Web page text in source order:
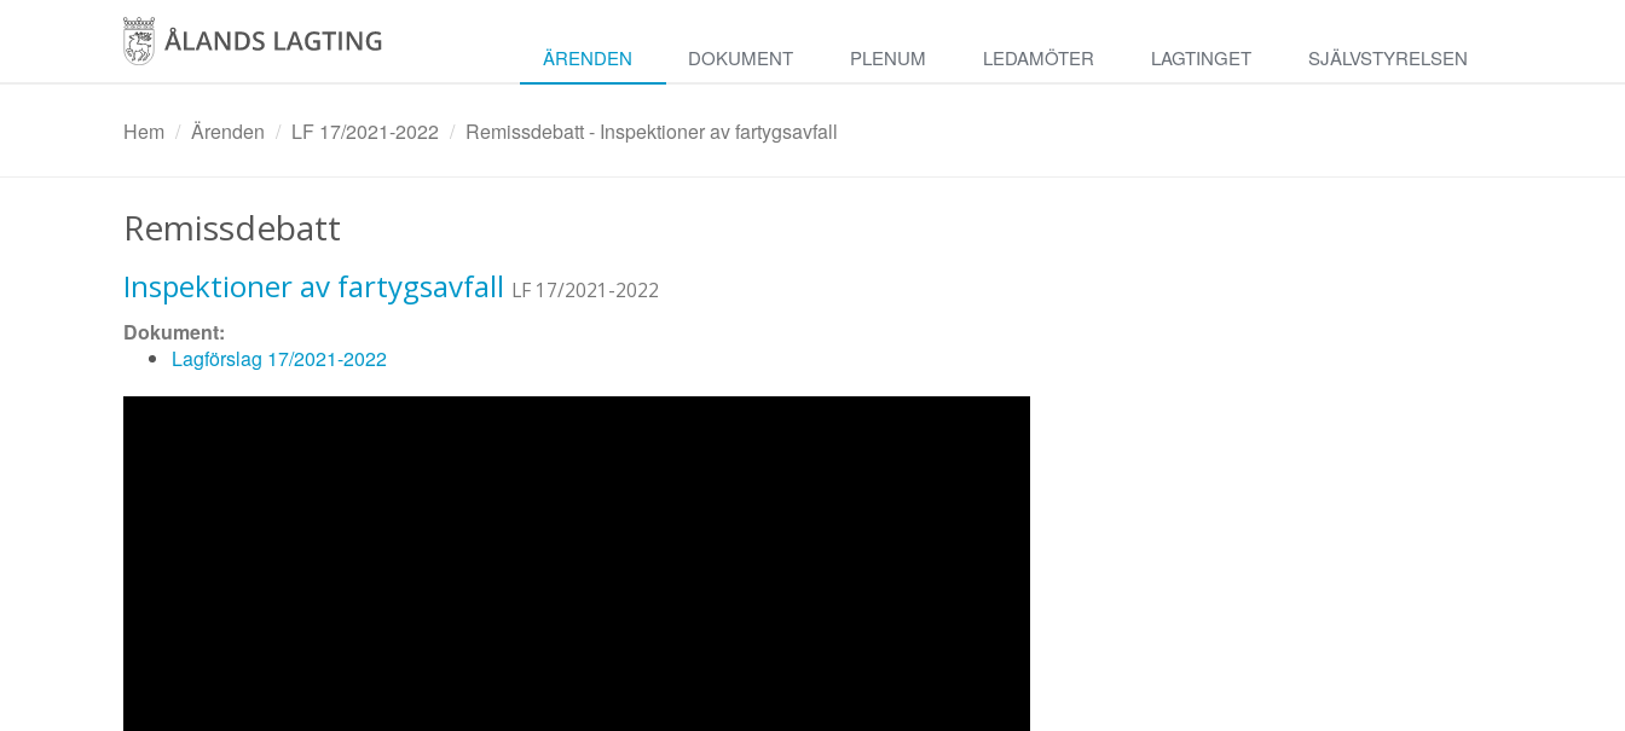
ÄRENDEN DOKUMENT PLENUM LEDAMÖTER LAGTINGET SJÄLVSTYRELSEN
Hem Ärenden LF 17/2021-2022 Remissdebatt - Inspektioner av fartygsavfall
Remissdebatt
Inspektioner av fartygsavfall LF 17/2021-2022
Dokument:
Lagförslag 17/2021-2022